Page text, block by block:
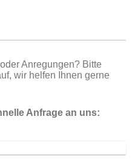
Anregungen? Bitte
wir helfen Ihnen gerne
Anfrage an uns: